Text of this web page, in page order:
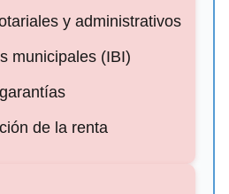
y administrativos
municipales (IBI)
de la renta